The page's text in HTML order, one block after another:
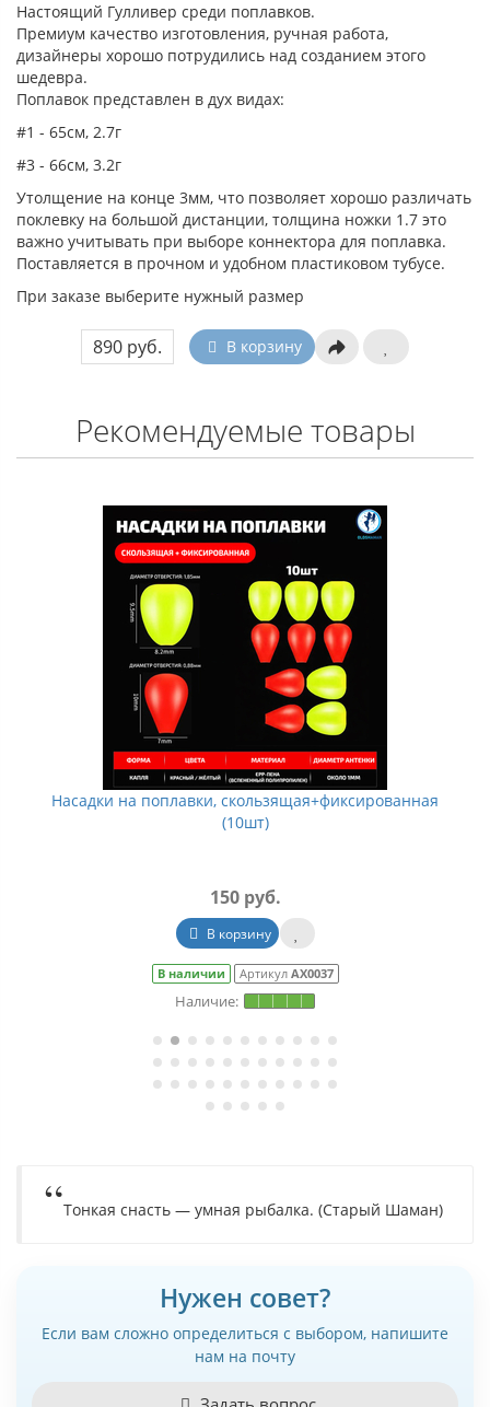
Настоящий Гулливер среди поплавков.
Премиум качество изготовления, ручная работа,
дизайнеры хорошо потрудились над созданием этого
шедевра.
Поплавок представлен в дух видах:
#1 - 65см, 2.7г
#3 - 66см, 3.2г
Утолщение на конце 3мм, что позволяет хорошо различать
поклевку на большой дистанции, толщина ножки 1.7 это
важно учитывать при выборе коннектора для поплавка.
Поставляется в прочном и удобном пластиковом тубусе.
При заказе выберите нужный размер
890 руб. В корзину
Рекомендуемые товары
Насадки на поплавки, скользящая+фиксированная
(10шт)
150 руб.
В корзину
В наличии Артикул АХ0037
Тонкая снасть — умная рыбалка. (Старый Шаман)
Нужен совет?
Если вам сложно определиться с выбором, напишите
нам на почту